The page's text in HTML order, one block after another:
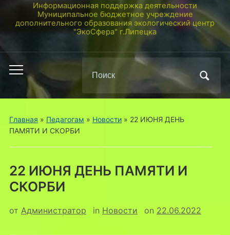
Информационная поддержка деятельности
Муниципальное бюджетное учреждение
дополнительного образования экологический центр
"ЭкоСфера" г.Липецка
Переключить
мобильное
меню
по:
Главная » Педагогам » Новости» 22 ИЮНЯ ДЕНЬ
ПАМЯТИ И СКОРБИ
22 ИЮНЯ ДЕНЬ ПАМЯТИ И
СКОРБИ
от Администратор in Новости on 22.06.2022